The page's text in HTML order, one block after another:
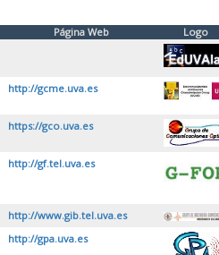
Página Web
Logo
http://gcme.uva.es
https://gco.uva.es
http://gf.tel.uva.es
http://www.gib.tel.uva.es
http://gpa.uva.es